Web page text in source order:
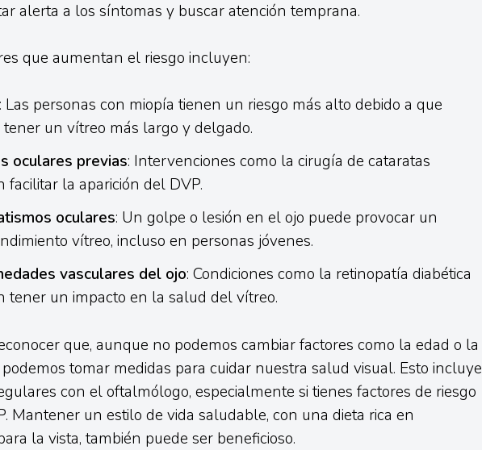
alerta a los síntomas y buscar atención temprana.
que aumentan el riesgo incluyen:
: Las personas con miopía tienen un riesgo más alto debido a que
un vítreo más largo y delgado.
oculares previas: Intervenciones como la cirugía de cataratas
facilitar la aparición del DVP.
oculares: Un golpe o lesión en el ojo puede provocar un
vítreo, incluso en personas jóvenes.
vasculares del ojo: Condiciones como la retinopatía diabética
tener un impacto en la salud del vítreo.
que, aunque no podemos cambiar factores como la edad o la
tomar medidas para cuidar nuestra salud visual. Esto incluye
con el oftalmólogo, especialmente si tienes factores de riesgo
Mantener un estilo de vida saludable, con una dieta rica en
la vista, también puede ser beneficioso.